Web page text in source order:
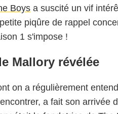
Boys a suscité un vif
piqûre de rappel
1 s'impose !
Mallory révélée
on a régulièrement
a fait son arrivée